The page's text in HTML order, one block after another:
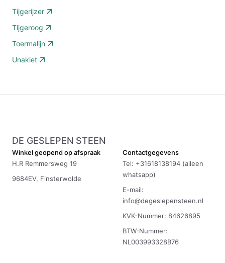
Tijgerijzer
Tijgeroog
Toermalijn
Unakiet
DE GESLEPEN STEEN
Winkel geopend op afspraak
H.R Remmersweg 19
9684EV, Finsterwolde
Contactgegevens
Tel: +31618138194 (alleen
whatsapp)
E-mail:
info@degeslepensteen.nl
KVK-Nummer: 84626895
BTW-Nummer:
NL003993328B76